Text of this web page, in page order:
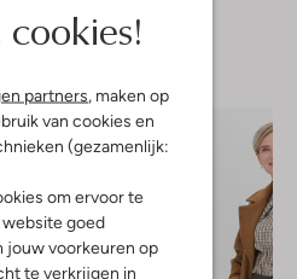
cookies!
partners , maken op
van cookies en
(gezamenlijk:
om ervoor te
goed
jouw voorkeuren op
te verkrijgen in